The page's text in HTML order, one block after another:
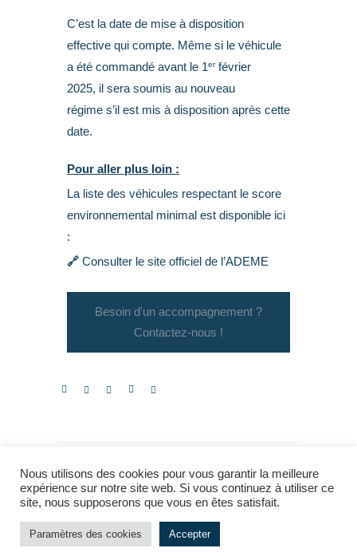
C’est la date de mise à disposition
effective qui compte. Même si le véhicule
a été commandé avant le 1erfévrier
2025, il sera soumis au nouveau
régime s’il est mis à disposition après cette
date.
Pour aller plus loin :
La liste des véhicules respectant le score
environnemental minimal est disponible ici
:
🔗 Consulter le site officiel de l’ADEME
Besoin d'un accompagnement ?
Contactez-nous !
Nous utilisons des cookies pour vous garantir la meilleure
expérience sur notre site web. Si vous continuez à utiliser ce
site, nous supposerons que vous en êtes satisfait.
Paramètres des cookies Accepter